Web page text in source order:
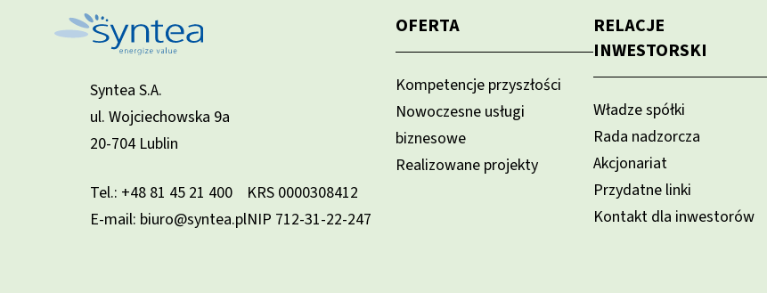
Syntea S.A.
ul. Wojciechowska 9a
20-704 Lublin
Tel.: +48 81 45 21 400
E-mail: biuro@syntea.pl
KRS 0000308412
NIP 712-31-22-247
OFERTA
Kompetencje przyszłości
Nowoczesne usługi
biznesowe
Realizowane projekty
RELACJE
INWESTORSKI
Władze spółki
Rada nadzorcza
Akcjonariat
Przydatne linki
Kontakt dla inwestorów